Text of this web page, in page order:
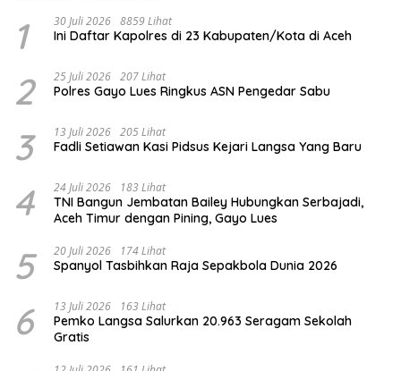
1 30 Juli 2026 8859 Lihat
Ini Daftar Kapolres di 23 Kabupaten/Kota di Aceh
2 25 Juli 2026 207 Lihat
Polres Gayo Lues Ringkus ASN Pengedar Sabu
3 13 Juli 2026 205 Lihat
Fadli Setiawan Kasi Pidsus Kejari Langsa Yang Baru
4 24 Juli 2026 183 Lihat
TNI Bangun Jembatan Bailey Hubungkan Serbajadi,
Aceh Timur dengan Pining, Gayo Lues
5 20 Juli 2026 174 Lihat
Spanyol Tasbihkan Raja Sepakbola Dunia 2026
6 13 Juli 2026 163 Lihat
Pemko Langsa Salurkan 20.963 Seragam Sekolah
Gratis